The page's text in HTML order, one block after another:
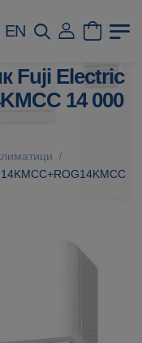
EN
Fuji Electric
14 000
/